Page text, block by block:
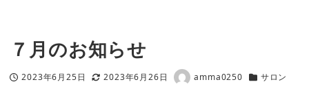
７月のお知らせ
投稿日
2023年6月25日
更新日
2023年6月26日
著
amma0250
カテゴリー
サロン